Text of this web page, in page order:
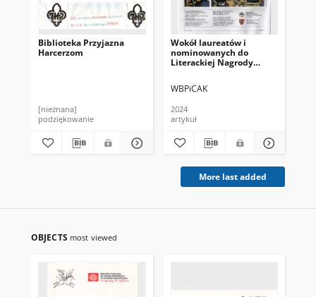
Biblioteka Przyjazna
Harcerzom
[nieznana]
podziękowanie
Wokół laureatów i
nominowanych do
Literackiej Nagrody
WBPiCAK
2024
artykuł
More last added
OBJECTS most viewed